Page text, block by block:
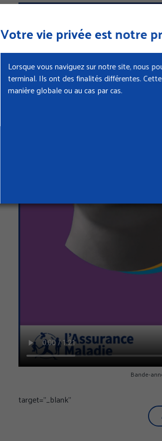
Votre vie privée est notre
Lorsque vous naviguez sur notre site, nous
terminal. Ils ont des finalités différentes.
manière globale ou au cas par cas.
Bande-
target="_blank"